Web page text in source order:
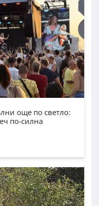
още по светло:
по-силна